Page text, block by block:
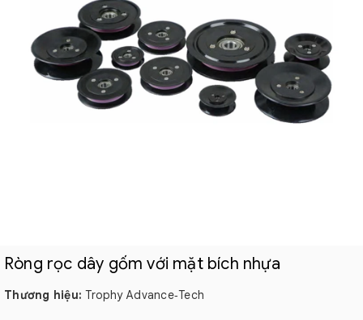
Ròng rọc dây gốm với mặt bích nhựa
Thương hiệu: Trophy Advance‑Tech